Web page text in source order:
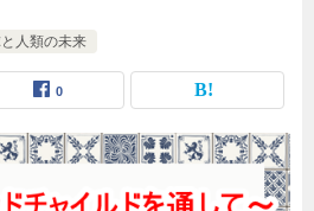
人類の未来
0